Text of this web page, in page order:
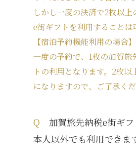
しかし一度の決済で2枚以
e街ギフトを利用することは
【宿泊予約機能利用の場合】
一度の予約で、1枚の加賀旅
トの利用となります。2枚
になりますので、ご了承くだ
Q
加賀旅先納税e街ギ
本人以外でも利用できま